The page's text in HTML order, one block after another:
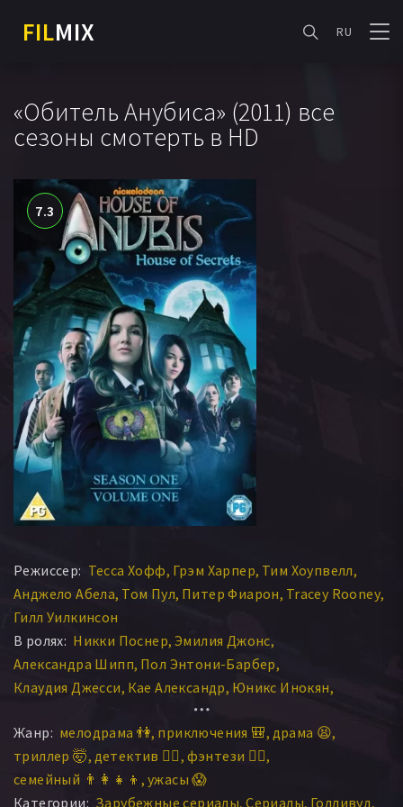
FILMIX RU
«Обитель Анубиса» (2011) все
сезоны смотерть в HD
7.3
Режиссер: Тесса Хофф Грэм Харпер Тим Хоупвелл
Анджело Абела Том Пул Питер Фиарон Tracey Rooney
Гилл Уилкинсон
В ролях: Никки Поснер Эмилия Джонс
Александра Шипп Пол Энтони-Барбер
Клаудия Джесси Кае Александр Юникс Инокян
Юджин Саймон
Джулия Дикин Барбара Барнс Сирил Нри
Саймон Чэндлер Никита Рэмси Джейд Рэмси
Джеффри Бертон Рэйчел Пикап
Жанр: мелодрама 👫 приключения 🎒 драма 😫
триллер 🤯 детектив 🕵️‍♂️ фэнтези 🧝‍♂️
семейный 👨‍👩‍👧‍👦 ужасы 😱
Категории: Зарубежные сериалы Сериалы Голливуд